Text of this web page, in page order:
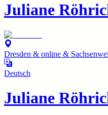
Juliane
Dresden & online &
Deutsch
Juliane